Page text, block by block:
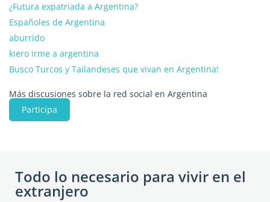
¿Futura expatriada a Argentina?
Españoles de Argentina
aburrido
kiero irme a argentina
Busco Turcos y Tailandeses que vivan en Argentina!
Más discusiones sobre la red social en Argentina
Participa
Todo lo necesario para vivir en el
extranjero